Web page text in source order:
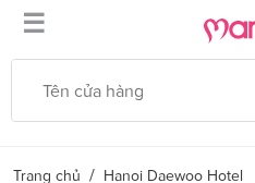
☰
Trang chủ / Hanoi Daewoo Hotel